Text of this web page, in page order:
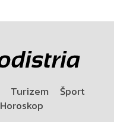
Turizem
Šport
Horoskop